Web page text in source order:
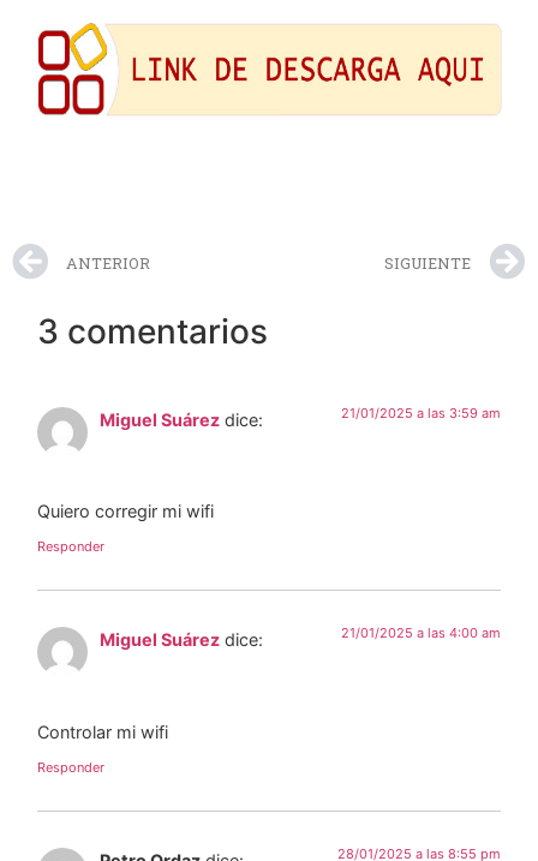
ANTERIOR SIGUIENTE
3 comentarios
Miguel Suárez dice: 21/01/2025 a las 3:59 am
Quiero corregir mi wifi
Responder
Miguel Suárez dice: 21/01/2025 a las 4:00 am
Controlar mi wifi
Responder
28/01/2025 a las 8:55 pm